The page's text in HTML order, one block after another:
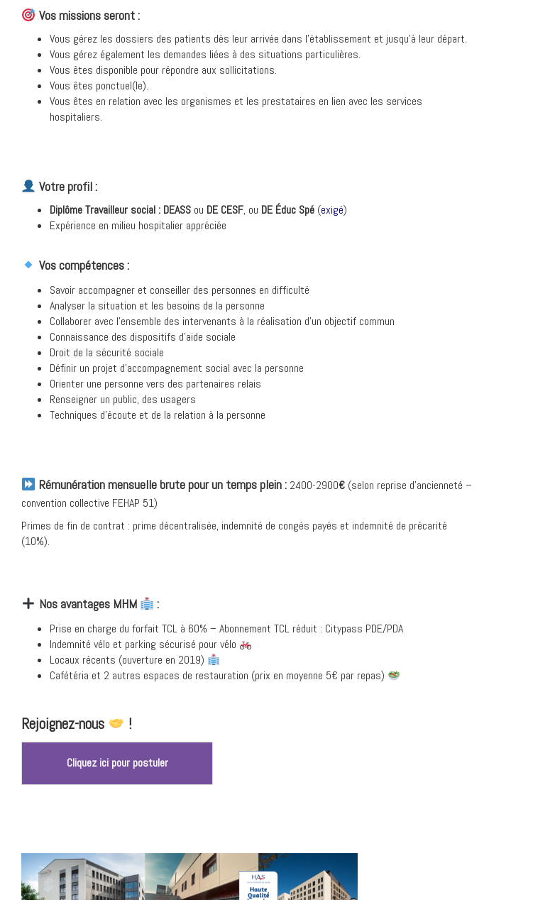
Vos missions seront :
Vous gérez les dossiers des patients dès leur arrivée dans l’établissement et jusqu’à leur départ.
Vous gérez également les demandes liées à des situations particulières.
Vous êtes disponible pour répondre aux sollicitations.
Vous êtes ponctuel(le).
Vous êtes en relation avec les organismes et les prestataires en lien avec les services
hospitaliers.
Votre profil :
Diplôme Travailleur social : DEASS ou DE CESF, ou DE Éduc Spé (exigé)
Expérience en milieu hospitalier appréciée
Vos compétences :
Savoir accompagner et conseiller des personnes en difficulté
Analyser la situation et les besoins de la personne
Collaborer avec l’ensemble des intervenants à la réalisation d’un objectif commun
Connaissance des dispositifs d’aide sociale
Droit de la sécurité sociale
Définir un projet d’accompagnement social avec la personne
Orienter une personne vers des partenaires relais
Renseigner un public, des usagers
Techniques d’écoute et de la relation à la personne
Rémunération mensuelle brute pour un temps plein : 2400-2900€(selon reprise d’ancienneté –
convention collective FEHAP 51)
Primes de fin de contrat : prime décentralisée, indemnité de congés payés et indemnité de précarité
(10%).
Nos avantages MHM :
Prise en charge du forfait TCL à 60% – Abonnement TCL réduit : Citypass PDE/PDA
Indemnité vélo et parking sécurisé pour vélo
Locaux récents (ouverture en 2019)
Cafétéria et 2 autres espaces de restauration (prix en moyenne 5€ par repas)
Rejoignez-nous !
Cliquez ici pour postuler